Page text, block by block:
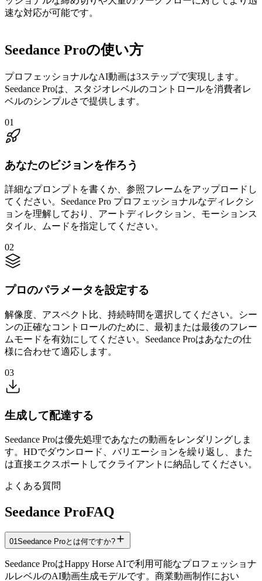
速な対応が可能です。
Seedance Proの使い方
プロフェッショナルなAI動画は3ステップで実現します。
Seedance Proは、スタジオレベルのコントロールを消費者レ
ベルのシンプルさで提供します。
01
あなたのビジョンを作ろう
詳細なプロンプトを書くか、参照フレームをアップロードし
てください。Seedance Pro プロフェッショナルなディレクシ
ョンを理解しており、アートディレクション、モーションス
タイル、ムードを指定してください。
02
プロのパラメータを設定する
解像度、アスペクト比、持続時間を選択してください。シー
ンの正確なコントロールのために、最初または最後のフレー
ムモードを有効にしてください。Seedance Proはあなたの仕
様に合わせて適応します。
03
生成して配達する
Seedance Proは優先処理であなたの動画をレンダリングしま
す。HDでダウンロード、バリエーションを繰り返し、また
は直接エクスポートしてクライアントに納品してください。
よくある質問
Seedance ProFAQ
01Seedance Proとは何ですか?
Seedance ProはHappy Horse AIで利用可能なプロフェッショナ
ルレベルのAI動画生成モデルです。商業動画制作におい